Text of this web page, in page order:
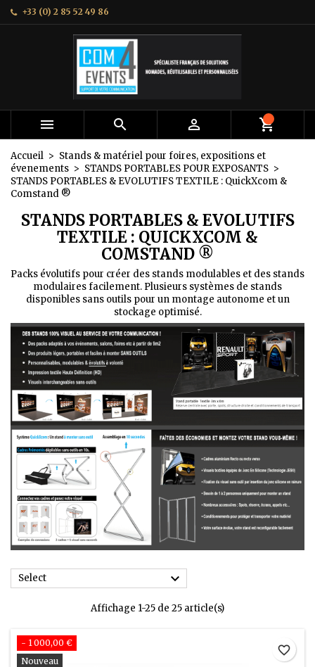
+33 (0) 2 85 52 49 86
  
Accueil
Stands & matériel pour foires, expositions et
évenements
STANDS PORTABLES POUR EXPOSANTS
STANDS PORTABLES & EVOLUTIFS TEXTILE : QuickXcom &
Comstand ®
STANDS PORTABLES & EVOLUTIFS
TEXTILE : QUICKXCOM &
COMSTAND ®
Packs évolutifs pour créer des stands modulables et des stands
modulaires facilement. Plusieurs systèmes de stands
disponibles sans outils pour un montage autonome et un
stockage optimisé.
Select 
Affichage 1-25 de 25 article(s)
- 1 000,00 €
Nouveau
favorite_border
Mes listes ×
Créer une nouvelle liste
((modalTitle)) ×
((confirmMessage))
((cancelText)) ((modalDeleteText))
Créer une liste d'envies ×
Nom de la liste d'envies
Annuler Créer une liste d'envies
Connexion ×
Vous devez être connecté pour ajouter des produits
à votre liste d'envies.
Annuler Connexion